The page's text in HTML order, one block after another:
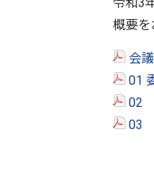
概要を
会
01
02
03